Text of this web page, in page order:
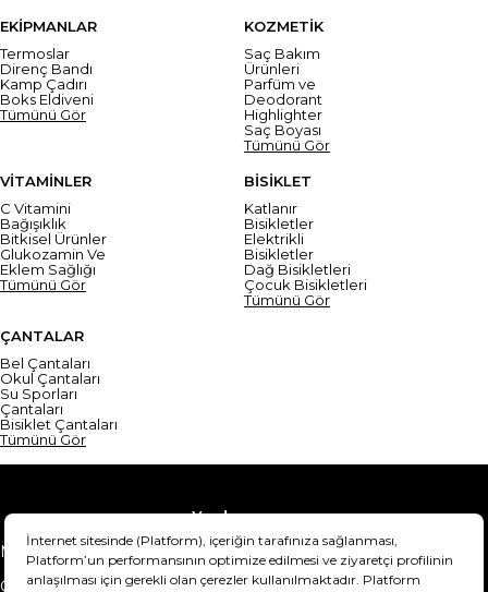
EKİPMANLAR
Termoslar
Direnç Bandı
Kamp Çadırı
Boks Eldiveni
Tümünü Gör
KOZMETİK
Saç Bakım
Ürünleri
Parfüm ve
Deodorant
Highlighter
Saç Boyası
Tümünü Gör
VİTAMİNLER
C Vitamini
Bağışıklık
Bitkisel Ürünler
Glukozamin Ve
Eklem Sağlığı
Tümünü Gör
BİSİKLET
Katlanır
Bisikletler
Elektrikli
Bisikletler
Dağ Bisikletleri
Çocuk Bisikletleri
Tümünü Gör
ÇANTALAR
Bel Çantaları
Okul Çantaları
Su Sporları
Çantaları
Bisiklet Çantaları
Tümünü Gör
Yardım
Mesafeli Satış Sözleşmesi
Teslimat Bilgisi
Gizlilik Sözleşmesi
Şartlar & Koşullar